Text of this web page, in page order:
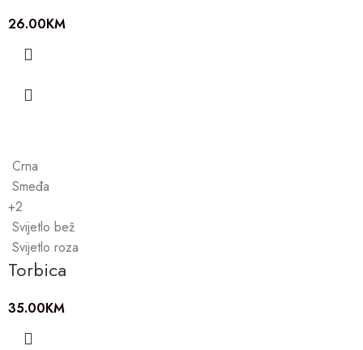
26.00KM
Crna
Smeđa
+2
Svijetlo bež
Svijetlo roza
Torbica
35.00KM